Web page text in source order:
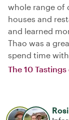
whole range of
houses and
and learned
Thao was a
spend time with.
The 10